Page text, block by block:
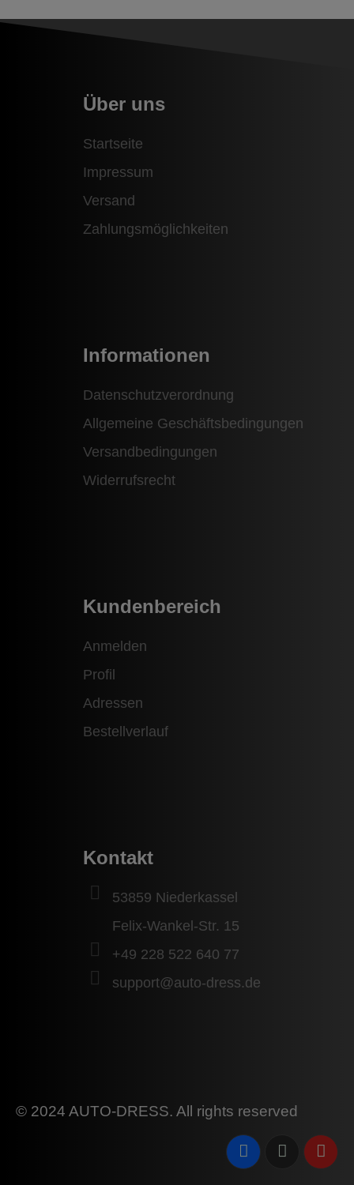
Über uns
Startseite
Impressum
Versand
Zahlungsmöglichkeiten
Informationen
Datenschutzverordnung
Allgemeine Geschäftsbedingungen
Versandbedingungen
Widerrufsrecht
Kundenbereich
Anmelden
Profil
Adressen
Bestellverlauf
Kontakt
53859 Niederkassel
Felix-Wankel-Str. 15
+49 228 522 640 77
support@auto-dress.de
© 2024 AUTO-DRESS. All rights reserved